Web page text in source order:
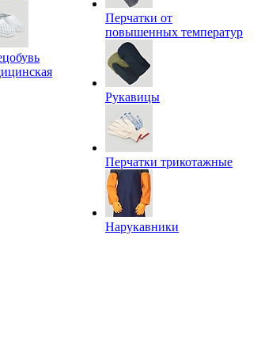
Перчатки от
повышенных температур
Рукавицы
Перчатки трикотажные
Нарукавники